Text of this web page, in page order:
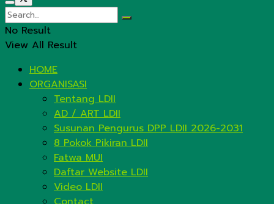
No Result
View All Result
HOME
ORGANISASI
Tentang LDII
AD / ART LDII
Susunan Pengurus DPP LDII 2026-2031
8 Pokok Pikiran LDII
Fatwa MUI
Daftar Website LDII
Video LDII